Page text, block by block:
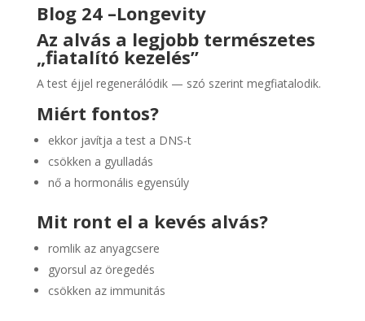
Blog 24 –Longevity
Az alvás a legjobb természetes
„fiatalító kezelés”
A test éjjel regenerálódik — szó szerint megfiatalodik.
Miért fontos?
ekkor javítja a test a DNS-t
csökken a gyulladás
nő a hormonális egyensúly
Mit ront el a kevés alvás?
romlik az anyagcsere
gyorsul az öregedés
csökken az immunitás